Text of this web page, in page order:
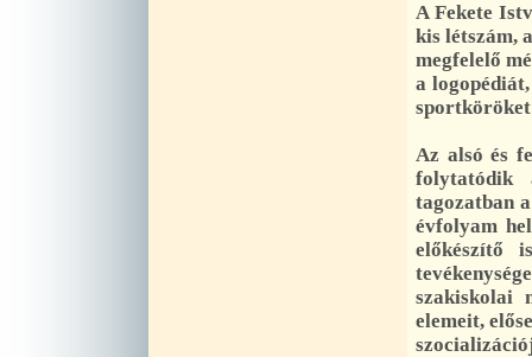
A Fekete
kis létszám,
megfelelő
a
Az alsó és
folytatódik
tagozatban
évfolyam
előkészítő
szakiskolai
elemeit,